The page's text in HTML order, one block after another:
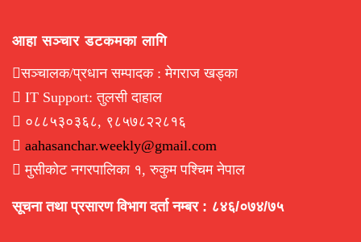
आहा सञ्चार डटकमका लागि
सञ्चालक/प्रधान सम्पादक : मेगराज खड्का
IT Support: तुलसी दाहाल
०८८५३०३६८, ९८५७८२२८१६
aahasanchar.weekly@gmail.com
मुसीकोट नगरपालिका १, रुकुम पश्चिम नेपाल
सूचना तथा प्रसारण विभाग दर्ता नम्बर : ८४६/०७४/७५